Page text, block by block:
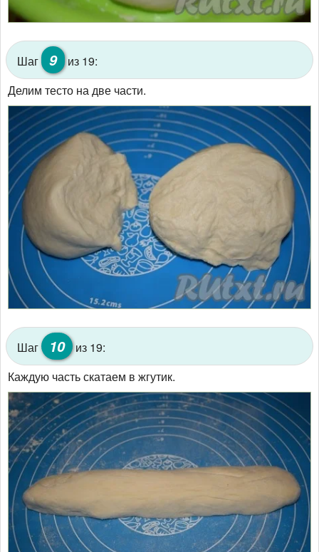
Шаг 9
из 19:
Делим тесто на две части.
Шаг 10 из 19:
Каждую часть скатаем в жгутик.